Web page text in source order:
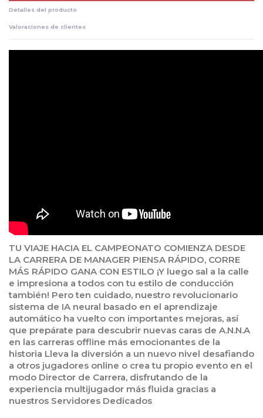
Detalles del producto
Valoraciones de clientes
TU VIAJE HACIA EL CAMPEONATO COMIENZA DESDE
LA CARRERA DE MANAGER PIENSA RÁPIDO, CORRE
MÁS RÁPIDO GANA CON ESTILO ¡Y luego sal a la calle
e impresiona a todos con tu estilo de conducción
también! Pero ten cuidado, nuestro revolucionario
sistema de IA neural basado en el aprendizaje
automático ha vuelto con importantes mejoras, así
que prepárate para descubrir nuevas caras de A.N.N.A
en las carreras offline más emocionantes de la
historia Lleva la diversión a un nuevo nivel desafiando
a otros jugadores online o crea tu propio evento en el
modo Director de Carrera, disfrutando de la
experiencia multijugador más fluida gracias a
nuestros Servidores Dedicados